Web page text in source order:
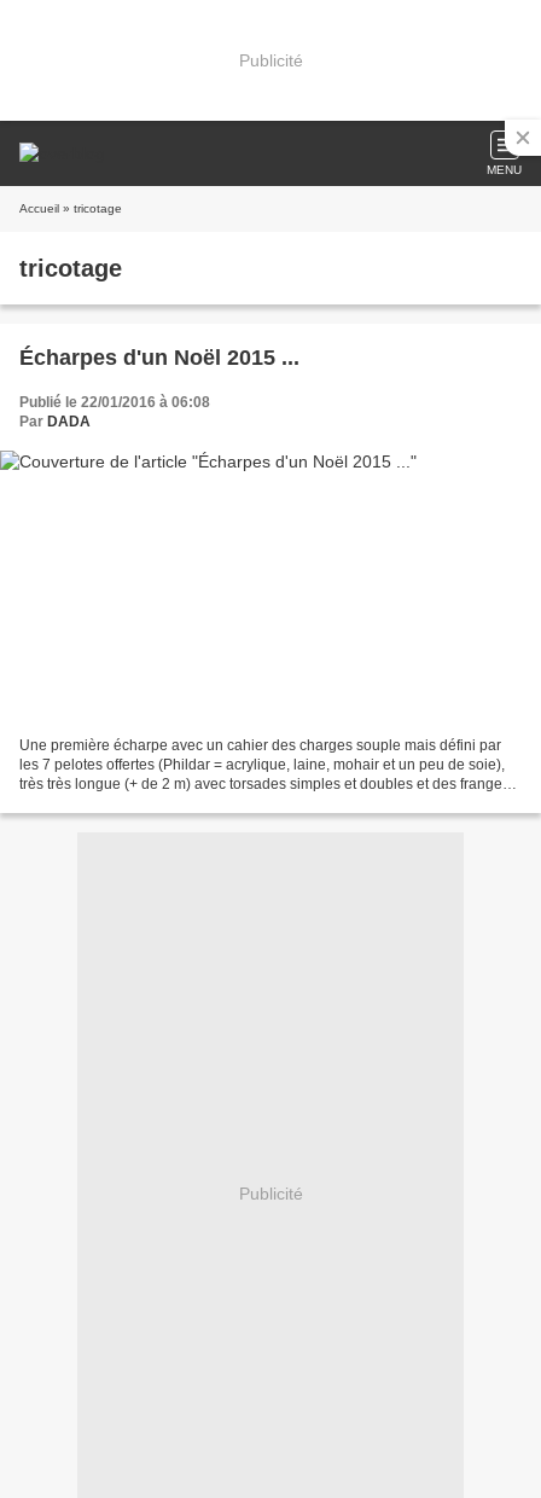
Publicité
MENU
Accueil » tricotage
tricotage
Écharpes d'un Noël 2015 ...
Publié le 22/01/2016 à 06:08
Par DADA
Une première écharpe avec un cahier des charges souple mais défini par
les 7 pelotes offertes (Phildar = acrylique, laine, mohair et un peu de soie),
très très longue (+ de 2 m) avec torsades simples et doubles et des franges
Publicité